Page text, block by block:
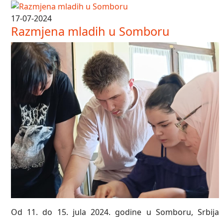
17-07-2024
Razmjena mladih u Somboru
Od 11. do 15. jula 2024. godine u Somboru, Srbija